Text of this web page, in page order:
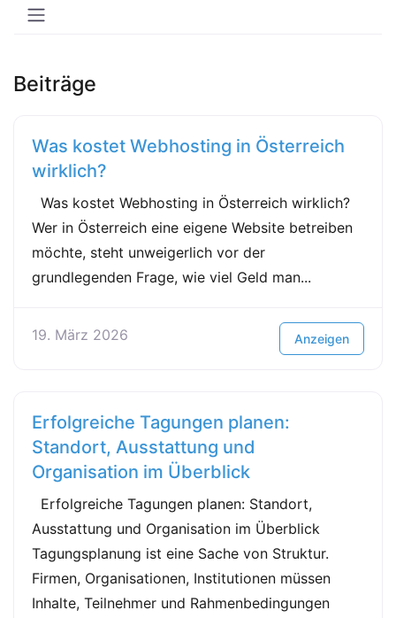
Beiträge
Was kostet Webhosting in Österreich
wirklich?
Was kostet Webhosting in Österreich wirklich?
Wer in Österreich eine eigene Website betreiben
möchte, steht unweigerlich vor der
grundlegenden Frage, wie viel Geld man...
19. März 2026 Anzeigen
Erfolgreiche Tagungen planen:
Standort, Ausstattung und
Organisation im Überblick
Erfolgreiche Tagungen planen: Standort,
Ausstattung und Organisation im Überblick
Tagungsplanung ist eine Sache von Struktur.
Firmen, Organisationen, Institutionen müssen
Inhalte, Teilnehmer und Rahmenbedingungen